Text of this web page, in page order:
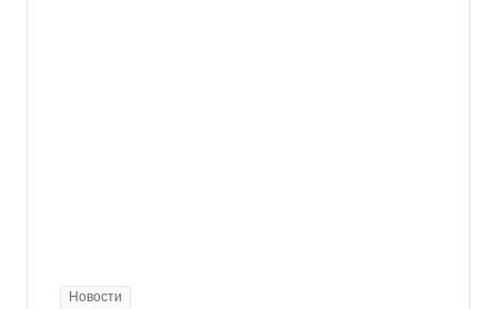
Новости